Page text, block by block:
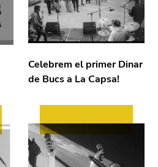
Celebrem el primer Dinar
de Bucs a La Capsa!